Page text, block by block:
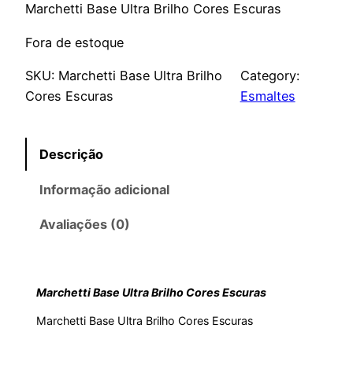
Marchetti Base Ultra Brilho Cores Escuras
Fora de estoque
SKU: Marchetti Base Ultra Brilho
Cores Escuras
Category:
Esmaltes
Descrição
Informação adicional
Avaliações (0)
Marchetti Base Ultra Brilho Cores Escuras
Marchetti Base Ultra Brilho Cores Escuras